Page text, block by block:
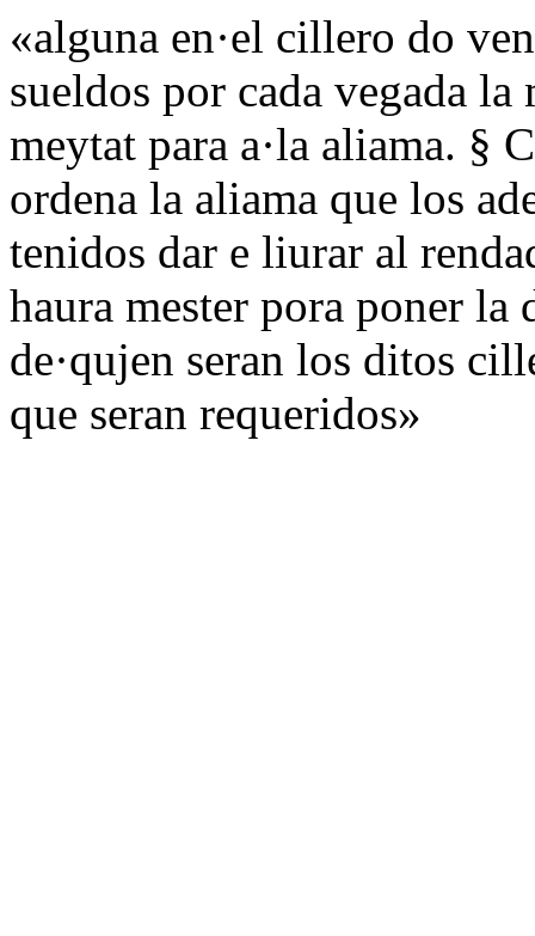
«alguna en·el cillero do
sueldos por cada vegada
meytat para a·la aliama. §
ordena la aliama que los
tenidos dar e liurar al
haura mester pora poner
de·qujen seran los ditos
que seran requeridos»